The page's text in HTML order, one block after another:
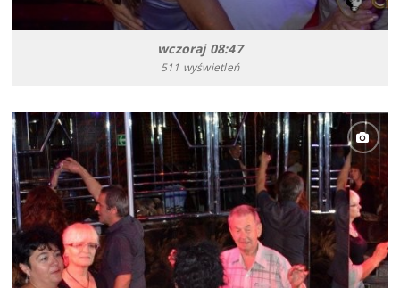
wczoraj 08:47
511 wyświetleń